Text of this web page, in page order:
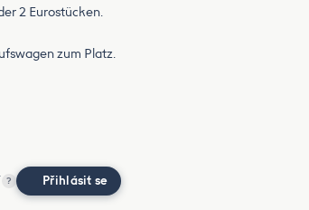
2 Eurostücken.
zum Platz.
? Přihlásit se